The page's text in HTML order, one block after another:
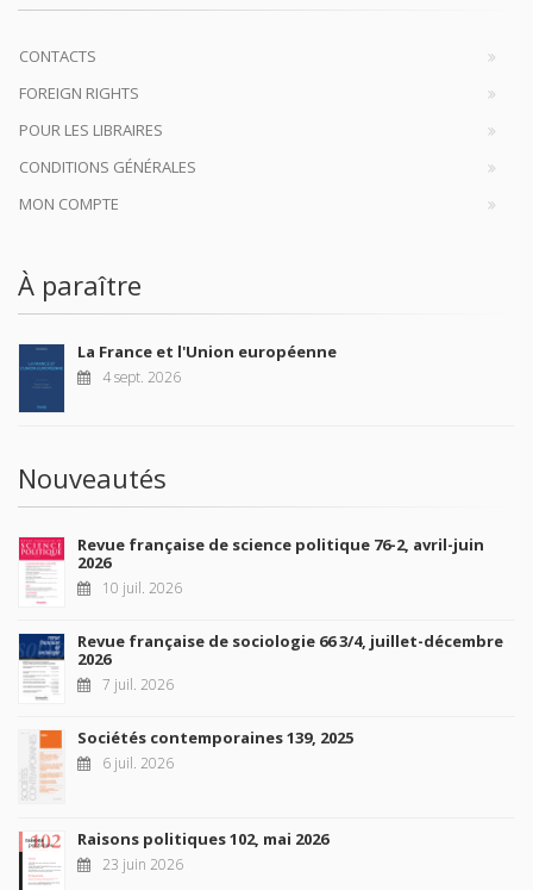
CONTACTS
FOREIGN RIGHTS
POUR LES LIBRAIRES
CONDITIONS GÉNÉRALES
MON COMPTE
À paraître
La France et l'Union européenne
4 sept. 2026
Nouveautés
Revue française de science politique 76-2, avril-juin
2026
10 juil. 2026
Revue française de sociologie 66 3/4, juillet-décembre
2026
7 juil. 2026
Sociétés contemporaines 139, 2025
6 juil. 2026
Raisons politiques 102, mai 2026
23 juin 2026